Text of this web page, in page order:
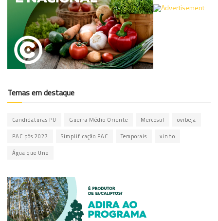
Temas em destaque
Candidaturas PU Guerra Médio Oriente Mercosul ovibeja
PAC pós 2027 Simplificação PAC Temporais vinho
Água que Une